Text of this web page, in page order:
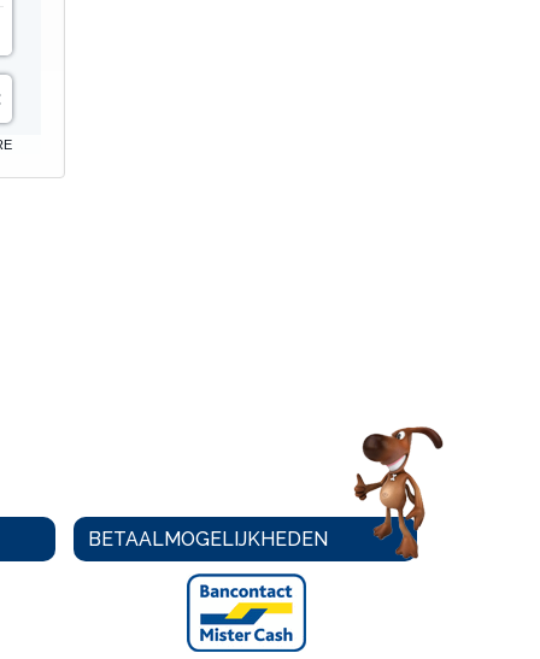
BETAALMOGELIJKHEDEN